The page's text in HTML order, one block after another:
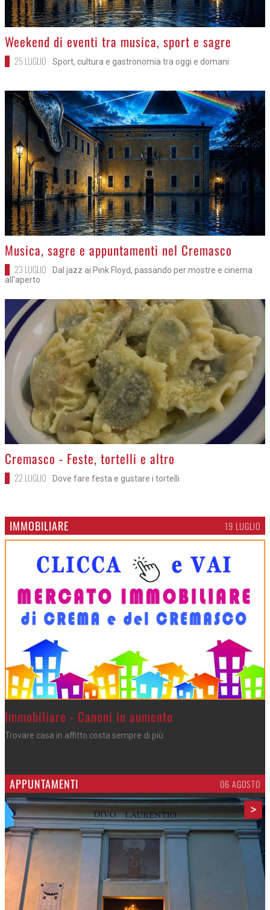
>
Weekend di eventi tra musica, sport e sagre
25 LUGLIO Sport, cultura e gastronomia tra oggi e domani
>Musica, sagre e appuntamenti nel Cremasco
23 LUGLIO
Dal jazz ai Pink Floyd, passando per mostre e cinema
all'aperto
>
Cremasco - Feste, tortelli e altro
22 LUGLIO Dove fare festa e gustare i tortelli
IMMOBILIARE 19 LUGLIO
>Immobiliare - Canoni in aumento
Trovare casa in affitto costa sempre di più
APPUNTAMENTI 06 AGOSTO
>